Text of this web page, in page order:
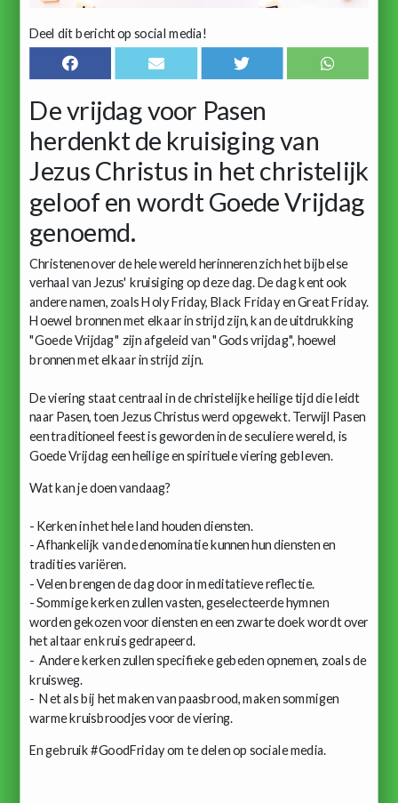
Deel dit bericht op social media!
De vrijdag voor Pasen
herdenkt de kruisiging van
Jezus Christus in het christelijk
geloof en wordt Goede Vrijdag
genoemd.
Christenen over de hele wereld herinneren zich het bijbelse
verhaal van Jezus' kruisiging op deze dag. De dag kent ook
andere namen, zoals Holy Friday, Black Friday en Great Friday.
Hoewel bronnen met elkaar in strijd zijn, kan de uitdrukking
"Goede Vrijdag" zijn afgeleid van "Gods vrijdag", hoewel
bronnen met elkaar in strijd zijn.
De viering staat centraal in de christelijke heilige tijd die leidt
naar Pasen, toen Jezus Christus werd opgewekt. Terwijl Pasen
een traditioneel feest is geworden in de seculiere wereld, is
Goede Vrijdag een heilige en spirituele viering gebleven.
Wat kan je doen vandaag?
- Kerken in het hele land houden diensten.
- Afhankelijk van de denominatie kunnen hun diensten en
tradities variëren.
- Velen brengen de dag door in meditatieve reflectie.
- Sommige kerken zullen vasten, geselecteerde hymnen
worden gekozen voor diensten en een zwarte doek wordt over
het altaar en kruis gedrapeerd.
- Andere kerken zullen specifieke gebeden opnemen, zoals de
kruisweg.
- Net als bij het maken van paasbrood, maken sommigen
warme kruisbroodjes voor de viering.
En gebruik #GoodFriday om te delen op sociale media.